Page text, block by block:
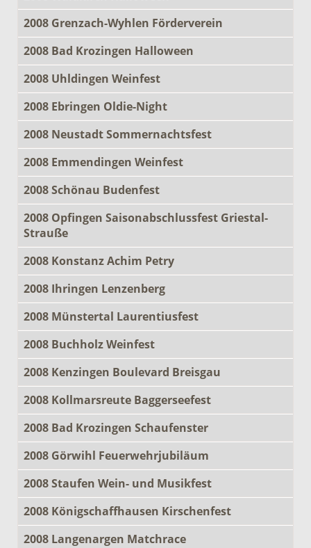
2008 Grenzach-Wyhlen Förderverein
2008 Bad Krozingen Halloween
2008 Uhldingen Weinfest
2008 Ebringen Oldie-Night
2008 Neustadt Sommernachtsfest
2008 Emmendingen Weinfest
2008 Schönau Budenfest
2008 Opfingen Saisonabschlussfest Griestal-
Strauße
2008 Konstanz Achim Petry
2008 Ihringen Lenzenberg
2008 Münstertal Laurentiusfest
2008 Buchholz Weinfest
2008 Kenzingen Boulevard Breisgau
2008 Kollmarsreute Baggerseefest
2008 Bad Krozingen Schaufenster
2008 Görwihl Feuerwehrjubiläum
2008 Staufen Wein- und Musikfest
2008 Königschaffhausen Kirschenfest
2008 Langenargen Matchrace